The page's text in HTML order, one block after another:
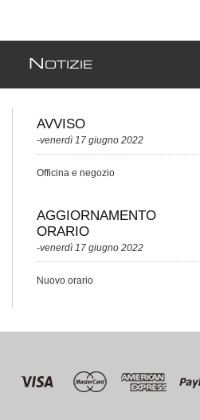
N OTIZIE
AVVISO
-venerdì 17 giugno 2022
Officina e negozio
AGGIORNAMENTO
ORARIO
-venerdì 17 giugno 2022
Nuovo orario